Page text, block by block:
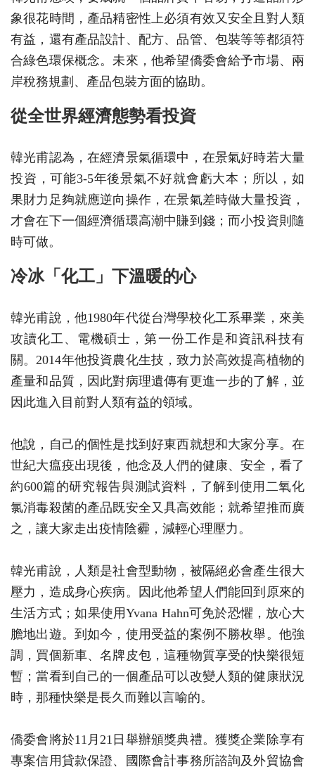
象很花時間，產品精密性上必須有效又安全且對人類
有益，還有產品設計、配方、品管、包裝等等都須符
合綠色環保概念。未來，他希望僑委會給予市場、兩
岸稅務規劃、產品包裝方面的協助。
從全世界經濟態勢看投資
韓光甫認為，在經濟景氣循環中，在景氣好時若大量
投資，可能3-5年後景氣不好就會虧大本；所以，如
果財力足夠就應逆向操作，在景氣差時做大量投資，
才會在下一個經濟循環高潮中賺到錢；而小投資則隨
時可做。
冷冰「化工」下溫暖的心
韓光甫說，他1980年代從台灣學校化工系畢業，來美
攻讀化工、電機碩士，第一份工作是和資訊科技有
關。2014年他投資農化生技，致力於高效提高植物的
產量和品質，因此對病理遺傳有更進一步的了解，並
因此進入目前對人類有益的領域。
他說，自己的個性是找到好東西就想和大家分享。在
世紀大瘟疫出現後，他念及人們的健康、安全，看了
約600篇的研究報告與測試資料，了解到使用二氧化
氯消毒殺菌的產品既安全又具高效能；就希望推而廣
之，讓大家走出疫情陰霾，減輕心理壓力。
韓光甫說，人類是社會型動物，被隔絕必會產生很大
壓力，造成身心疾病。因此他希望人們能回到原來的
生活方式；如果使用Yvana Hahn可免於恐懼，放心大
膽地出遊。到如今，使用受益的案例不勝枚舉。他強
調，買個新車、名牌皮包，這種物質享受的快樂很短
暫；當看到自己的一個產品可以改變人類的健康狀況
時，那種快樂是長久而難以言喻的。
僑委會將於11月21日舉辦頒獎典禮。獲獎企業除享有
專案信用貸款保證、國際會計事務所諮詢及外貿協會